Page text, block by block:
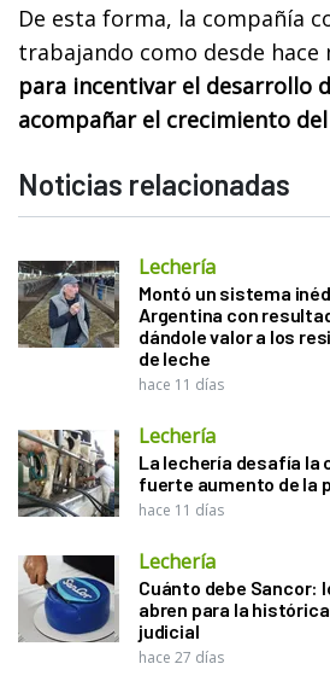
De esta forma, la compañía
trabajando como desde hace
para incentivar el desarrollo
acompañar el crecimiento
Noticias relacionadas
Lechería
Montó un sistema
Argentina con
dándole valor a los
de leche
hace 11 días
Lechería
La lechería desafía la
fuerte aumento de la
hace 11 días
Lechería
Cuánto debe Sancor:
abren para la
judicial
hace 27 días